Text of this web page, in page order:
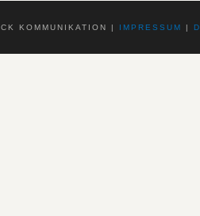
KOMMUNIKATION | IMPRESSUM |